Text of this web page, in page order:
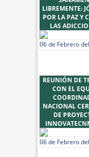
LIBREMENTE:
POR LA PAZ Y
LAS
06 de Febrero
REUNIÓN DE
CON EL
NACIONAL
DE
06 de Febrero